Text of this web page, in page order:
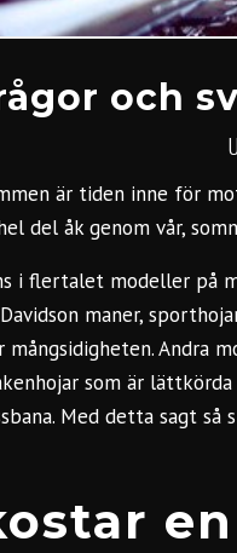
och
är tiden inne för
del åk genom vår,
i flertalet modeller på
maner,
mångsidigheten. Andra
som är
Med detta sagt